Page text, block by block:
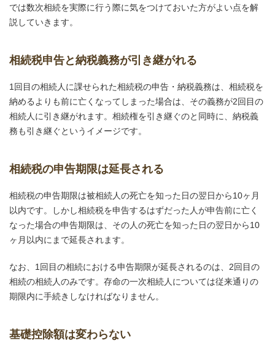
では数次相続を実際に行う際に気をつけておいた方がよい点を解
説していきます。
相続税申告と納税義務が引き継がれる
1回目の相続人に課せられた相続税の申告・納税義務は、相続税を
納めるよりも前に亡くなってしまった場合は、その義務が2回目の
相続人に引き継がれます。相続権を引き継ぐのと同時に、納税義
務も引き継ぐというイメージです。
相続税の申告期限は延長される
相続税の申告期限は被相続人の死亡を知った日の翌日から10ヶ月
以内です。しかし相続税を申告するはずだった人が申告前に亡く
なった場合の申告期限は、その人の死亡を知った日の翌日から10
ヶ月以内にまで延長されます。
なお、1回目の相続における申告期限が延長されるのは、2回目の
相続の相続人のみです。存命の一次相続人については従来通りの
期限内に手続きしなければなりません。
基礎控除額は変わらない